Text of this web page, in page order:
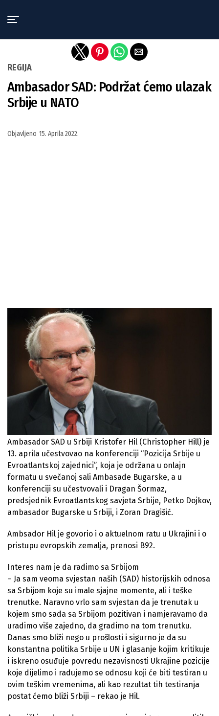
REGIJA
Ambasador SAD: Podržat ćemo ulazak
Srbije u NATO
Objavljeno 15. Aprila 2022.
Ambasador SAD u Srbiji Kristofer Hil (Christopher Hill) je
13. aprila učestvovao na konferenciji “Pozicija Srbije u
Evroatlantskoj zajednici”, koja je održana u onlajn
formatu u svečanoj sali Ambasade Bugarske, a u
konferenciji su učestvovali i Dragan Šormaz,
predsjednik Evroatlantskog savjeta Srbije, Petko Dojkov,
ambasador Bugarske u Srbiji, i Zoran Dragišić.
Ambsador Hil je govorio i o aktuelnom ratu u Ukrajini i o
pristupu evropskih zemalja, prenosi B92.
Interes nam je da radimo sa Srbijom
– Ja sam veoma svjestan naših (SAD) historijskih odnosa
sa Srbijom koje su imale sjajne momente, ali i teške
trenutke. Naravno vrlo sam svjestan da je trenutak u
kojem smo sada sa Srbijom pozitivan i namjeravamo da
uradimo više zajedno, da gradimo na tom trenutku.
Danas smo bliži nego u prošlosti i sigurno je da su
konstantna politika Srbije u UN i glasanje kojim kritikuje
i iskreno osuđuje povredu nezavisnosti Ukrajine pozicije
koje dijelimo i radujemo se odnosu koji će biti testiran u
ovim teškim vremenima, ali kao rezultat tih testiranja
postat ćemo bliži Srbiji – rekao je Hil.